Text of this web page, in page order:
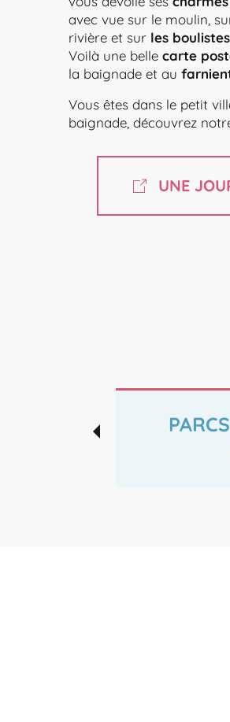
avec vue sur le moulin,
rivière et sur les boulistes
Voilà une belle carte
la baignade et au
Vous êtes dans le petit
baignade, découvrez
UNE